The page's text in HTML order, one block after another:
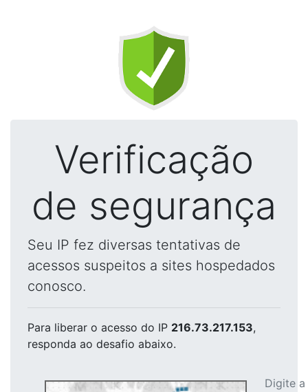
Verificação
de segurança
Seu IP fez diversas tentativas de
acessos suspeitos a sites hospedados
conosco.
Para liberar o acesso do IP 216.73.217.153,
responda ao desafio abaixo.
Digite